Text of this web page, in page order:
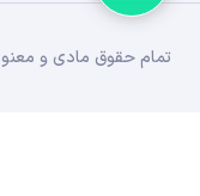
تمام حقوق مادی و